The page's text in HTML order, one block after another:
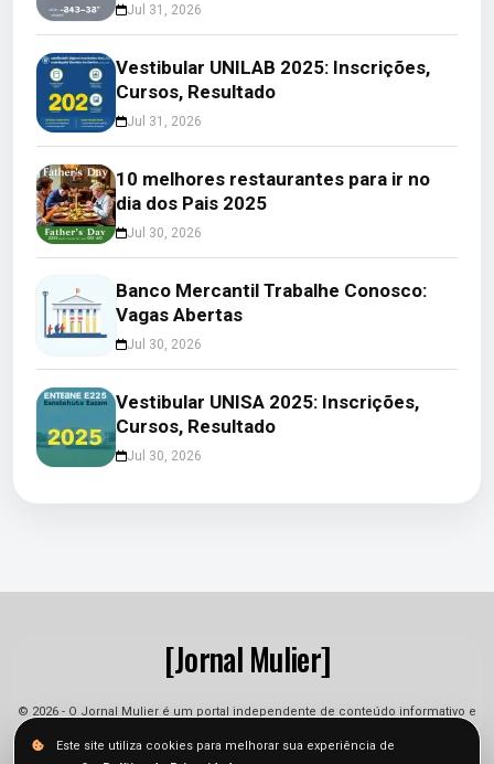
Jul 31, 2026
Vestibular UNILAB 2025: Inscrições,
Cursos, Resultado
Jul 31, 2026
10 melhores restaurantes para ir no
dia dos Pais 2025
Jul 30, 2026
Banco Mercantil Trabalhe Conosco:
Vagas Abertas
Jul 30, 2026
Vestibular UNISA 2025: Inscrições,
Cursos, Resultado
Jul 30, 2026
[Jornal Mulier]
© 2026 - O Jornal Mulier é um portal independente de conteúdo informativo e
jornalístico. As informações podem sofrer alterações.
Este site utiliza cookies para melhorar sua experiência de